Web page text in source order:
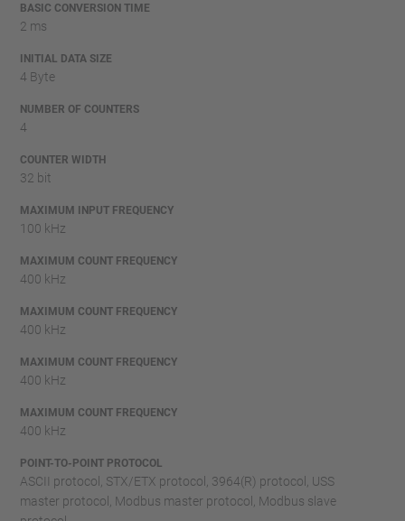
BASIC CONVERSION TIME
2 ms
INITIAL DATA SIZE
4 Byte
NUMBER OF COUNTERS
4
COUNTER WIDTH
32 bit
MAXIMUM INPUT FREQUENCY
100 kHz
MAXIMUM COUNT FREQUENCY
400 kHz
MAXIMUM COUNT FREQUENCY
400 kHz
MAXIMUM COUNT FREQUENCY
400 kHz
MAXIMUM COUNT FREQUENCY
400 kHz
POINT-TO-POINT PROTOCOL
ASCII protocol, STX/ETX protocol, 3964(R) protocol, USS
master protocol, Modbus master protocol, Modbus slave